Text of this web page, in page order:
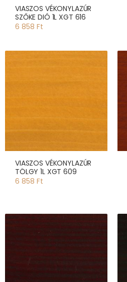
VIASZOS VÉKONYLAZÚR
SZŐKE DIÓ 1L XGT 616
6 858 Ft
VIASZOS VÉKONYLAZÚR
TÖLGY 1L XGT 609
6 858 Ft